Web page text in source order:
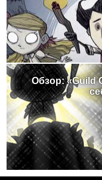
Обзор: «Guild